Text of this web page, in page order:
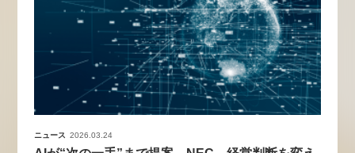
ニュース 2026.03.24